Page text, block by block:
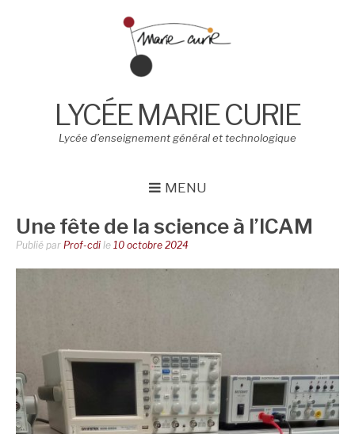
LYCÉE MARIE CURIE
Lycée d’enseignement général et technologique
MENU
Une fête de la science à l’ICAM
Publié par Prof-cdi le 10 octobre 2024